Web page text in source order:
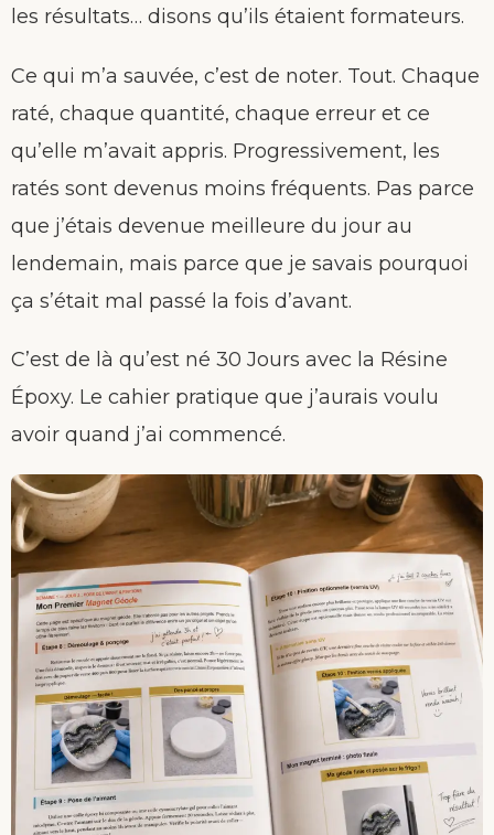
les résultats… disons qu’ils étaient formateurs.
Ce qui m’a sauvée, c’est de noter. Tout. Chaque
raté, chaque quantité, chaque erreur et ce
qu’elle m’avait appris. Progressivement, les
ratés sont devenus moins fréquents. Pas parce
que j’étais devenue meilleure du jour au
lendemain, mais parce que je savais pourquoi
ça s’était mal passé la fois d’avant.
C’est de là qu’est né 30 Jours avec la Résine
Époxy. Le cahier pratique que j’aurais voulu
avoir quand j’ai commencé.